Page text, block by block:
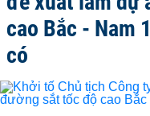
cao Bắc - Nam
có